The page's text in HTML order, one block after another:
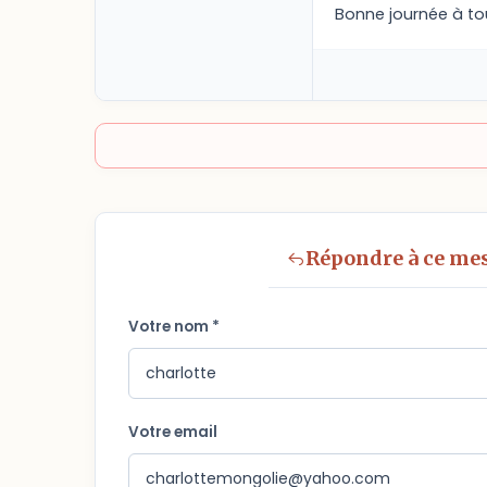
Bonne journée à
Répondre à ce
Votre nom *
Votre email